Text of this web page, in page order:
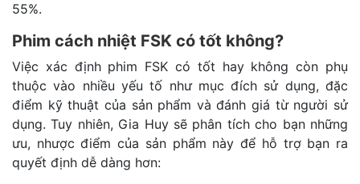
55%.
Phim cách nhiệt FSK có tốt không?
Việc xác định phim FSK có tốt hay không còn phụ
thuộc vào nhiều yếu tố như mục đích sử dụng, đặc
điểm kỹ thuật của sản phẩm và đánh giá từ người sử
dụng. Tuy nhiên, Gia Huy sẽ phân tích cho bạn những
ưu, nhược điểm của sản phẩm này để hỗ trợ bạn ra
quyết định dễ dàng hơn: